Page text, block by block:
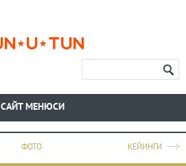
CАЙТ МЕНЮСИ
ФОТО КЕЙИНГИ